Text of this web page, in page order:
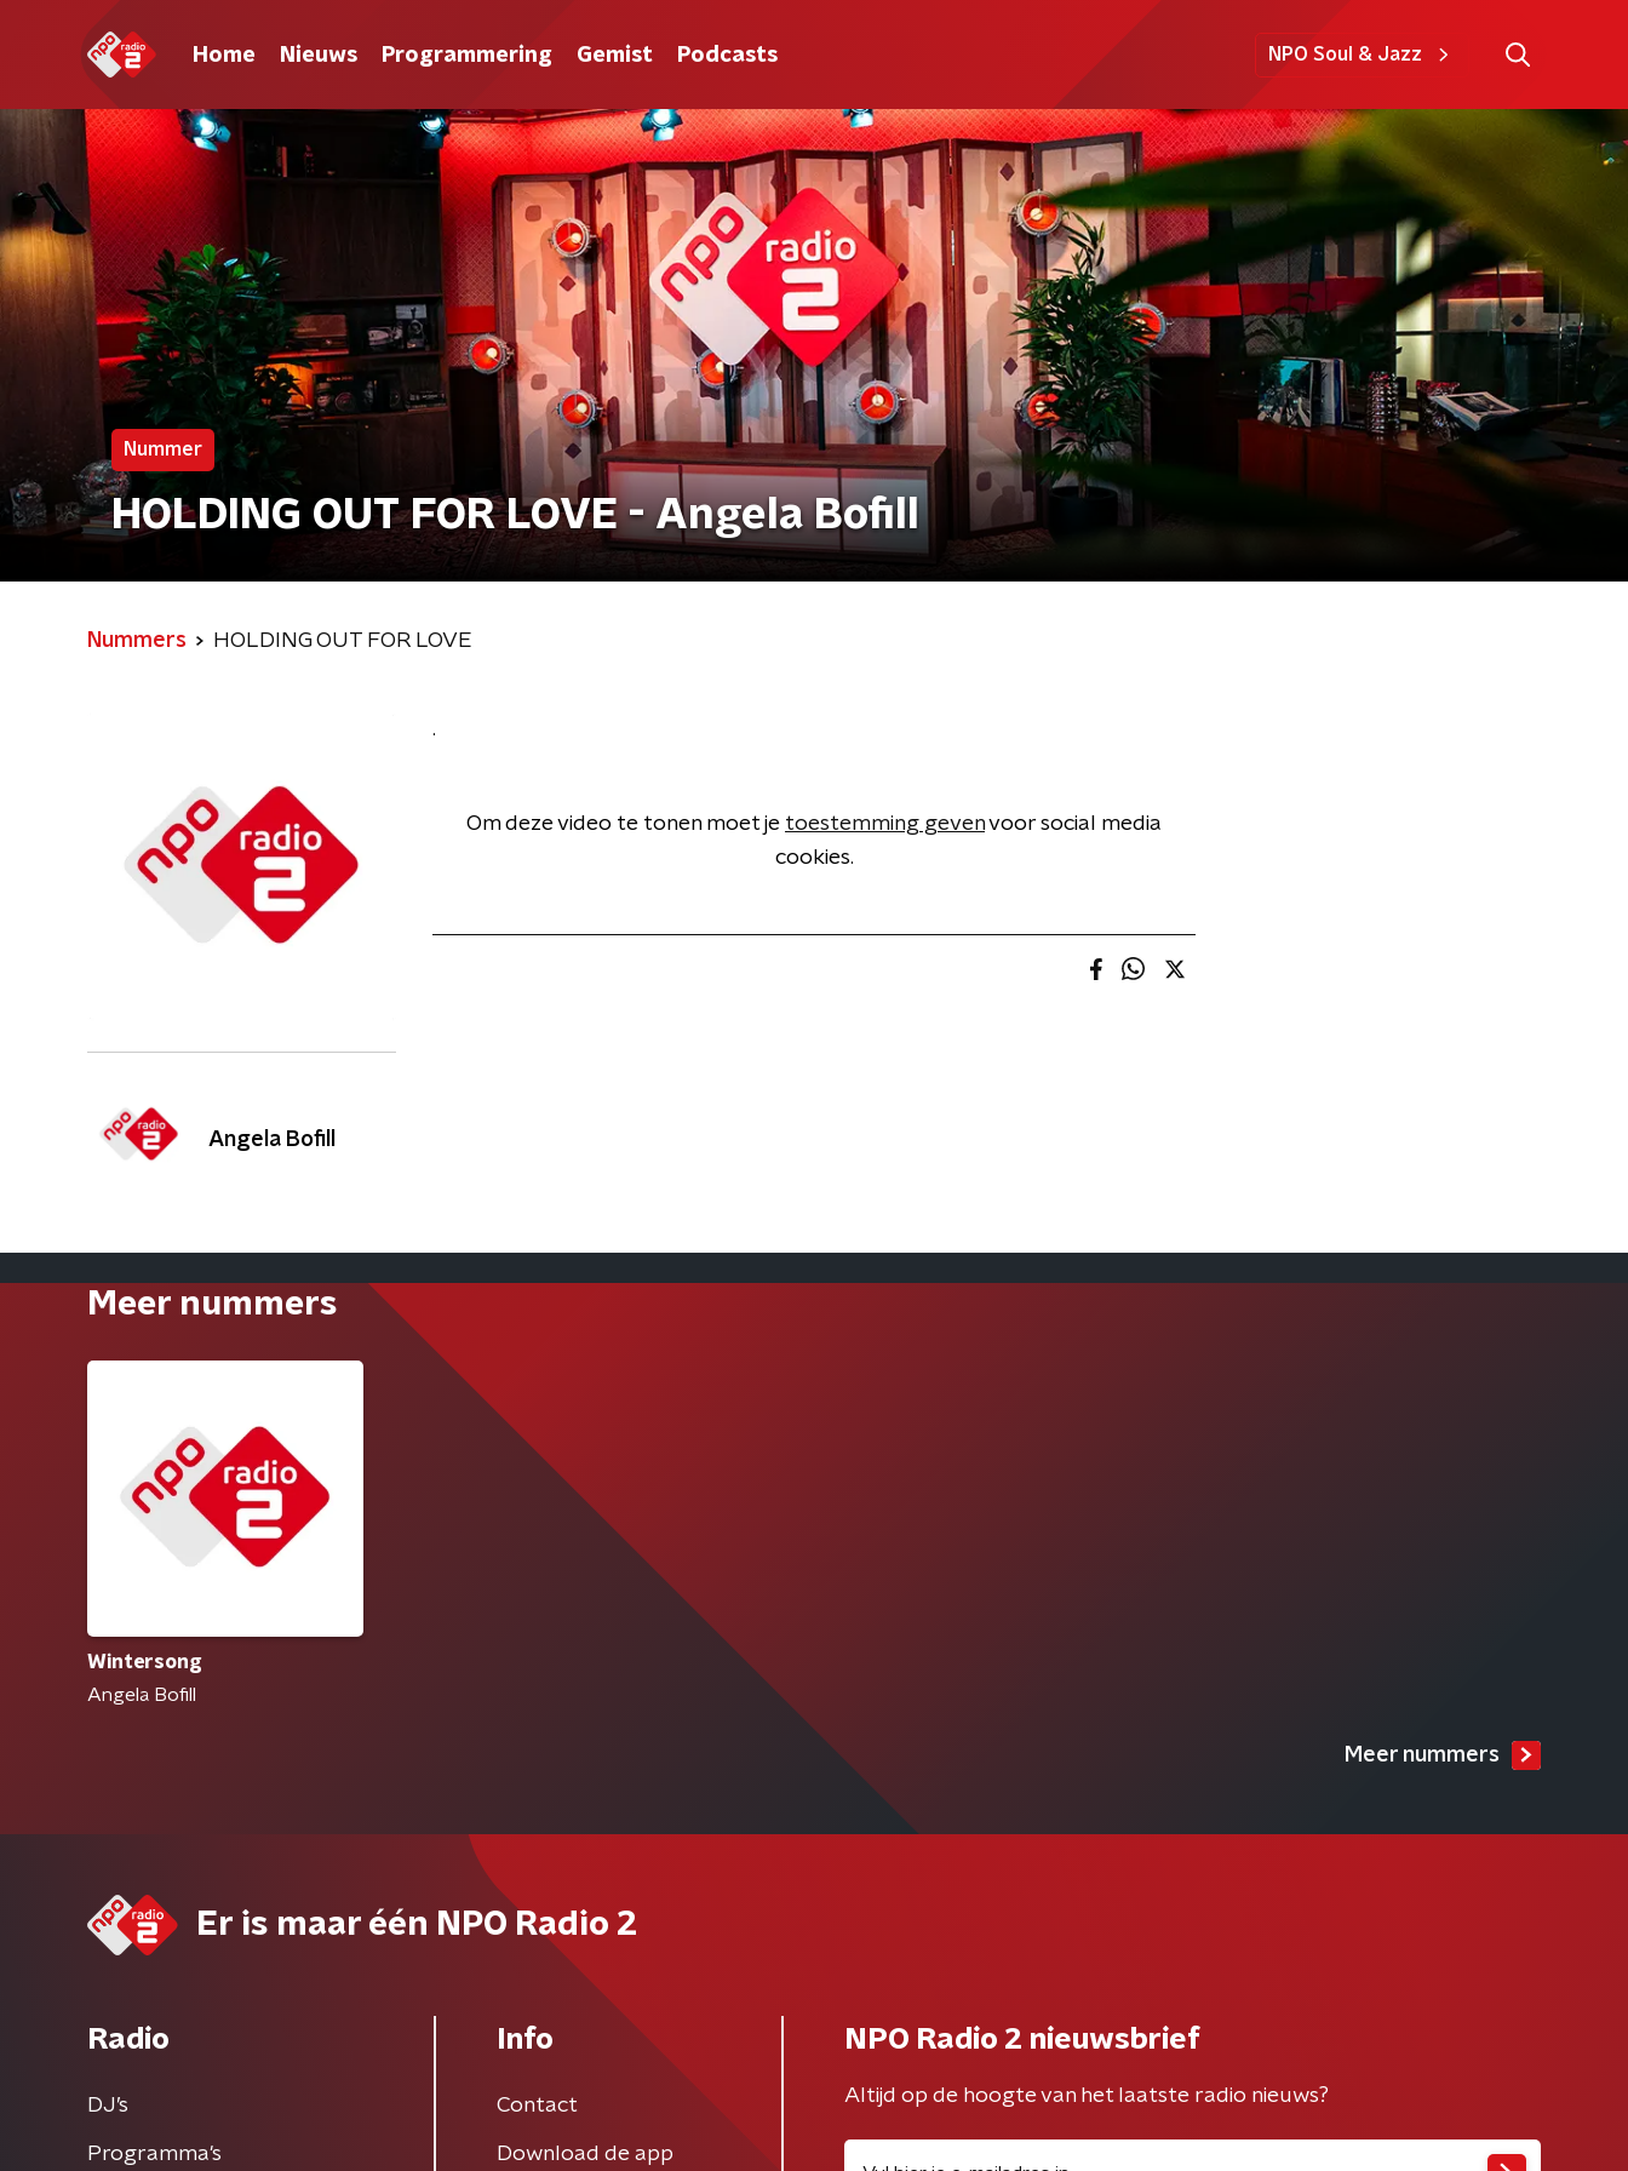
Home Nieuws Programmering Gemist Podcasts NPO Soul & Jazz
Nummer
HOLDING OUT FOR LOVE - Angela Bofill
Nummers HOLDING OUT FOR LOVE
Angela Bofill
.
Om deze video te tonen moet je toestemming gevenvoor social media
cookies.
Meer nummers
Wintersong
Angela Bofill
Meer nummers
Er is maar één NPO Radio 2
Radio
DJ’s
Programma's
Info
Contact
Download de app
NPO Radio 2 nieuwsbrief
Altijd op de hoogte van het laatste radio nieuws?